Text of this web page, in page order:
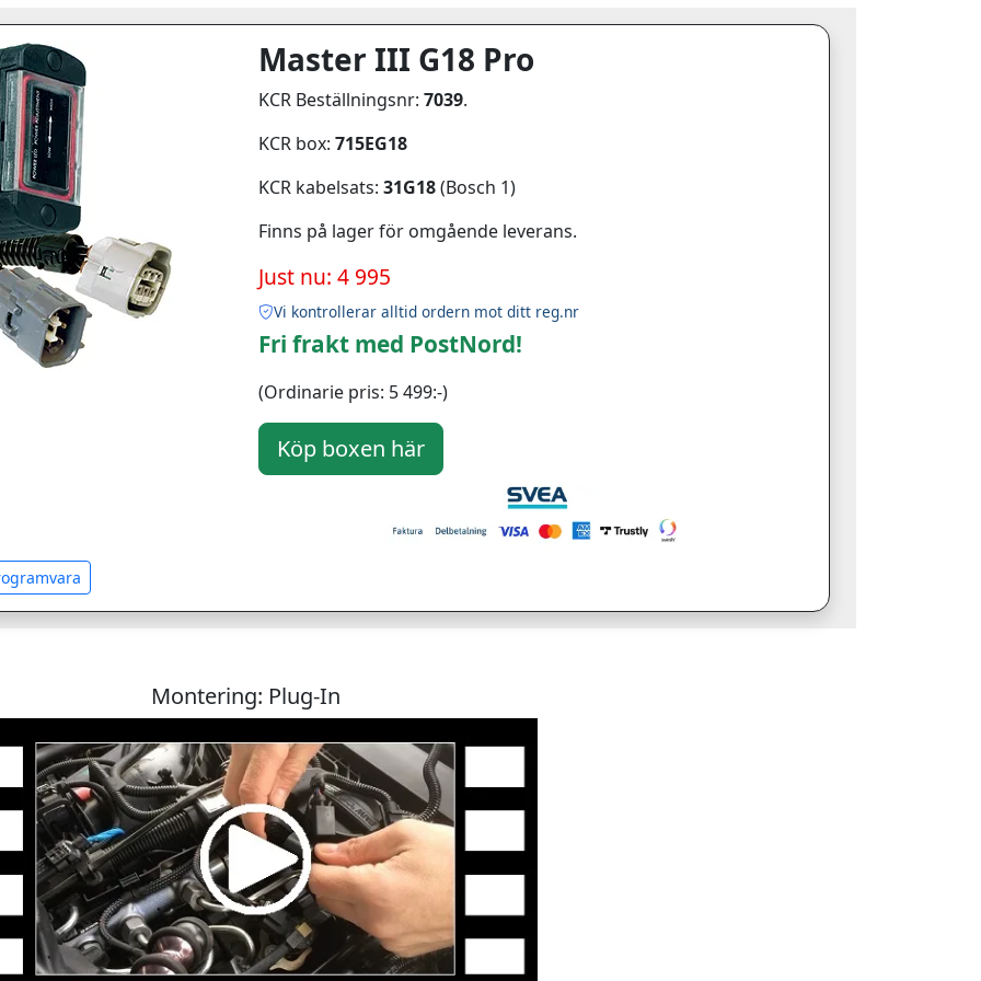
Master III G18 Pro
KCR Beställningsnr: 7039.
KCR box: 715EG18
KCR kabelsats: 31G18(Bosch 1)
Finns på lager för omgående leverans.
Just nu: 4 995
Vi kontrollerar alltid ordern mot ditt reg.nr
Fri frakt med PostNord!
(Ordinarie pris: 5 499:-)
Montering: Plug-In